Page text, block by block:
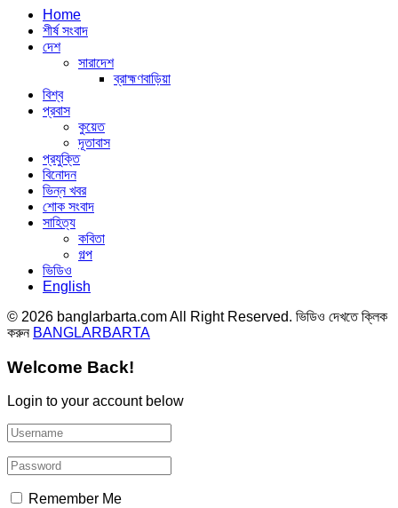
Home
শীর্ষ সংবাদ
দেশ
সারাদেশ
ব্রাহ্মণবাড়িয়া
বিশ্ব
প্রবাস
কুয়েত
দূতাবাস
প্রযুক্তি
বিনোদন
ভিন্ন খবর
শোক সংবাদ
সাহিত্য
কবিতা
গল্প
ভিডিও
English
© 2026 banglarbarta.com All Right Reserved. ভিডিও দেখতে ক্লিক
করুন BANGLARBARTA
Welcome Back!
Login to your account below
Remember Me